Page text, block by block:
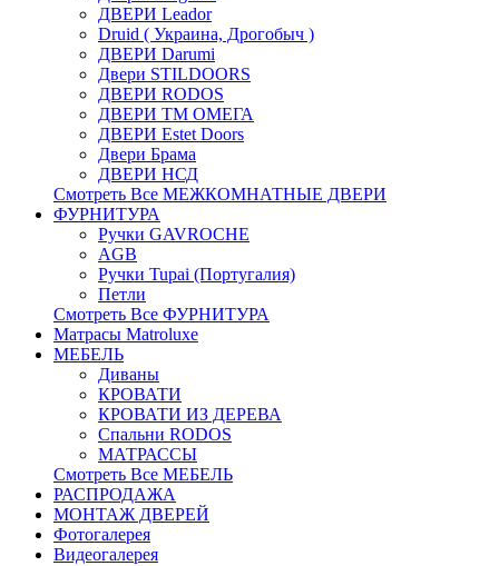
ДВЕРИ Leador
Druid ( Украина, Дрогобыч )
ДВЕРИ Darumi
Двери STILDOORS
ДВЕРИ RODOS
ДВЕРИ ТМ ОМЕГА
ДВЕРИ Estet Doors
Двери Брама
ДВЕРИ НСД
Смотреть Все МЕЖКОМНАТНЫЕ ДВЕРИ
ФУРНИТУРА
Ручки GAVROCHE
AGB
Ручки Tupai (Португалия)
Петли
Смотреть Все ФУРНИТУРА
Матрасы Matroluxe
МЕБЕЛЬ
Диваны
КРОВАТИ
КРОВАТИ ИЗ ДЕРЕВА
Спальни RODOS
МАТРАССЫ
Смотреть Все МЕБЕЛЬ
РАСПРОДАЖА
МОНТАЖ ДВЕРЕЙ
Фотогалерея
Видеогалерея